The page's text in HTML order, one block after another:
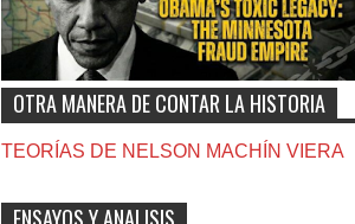
OTRA MANERA DE CONTAR LA HISTORIA
TEORÍAS DE NELSON MACHÍN VIERA